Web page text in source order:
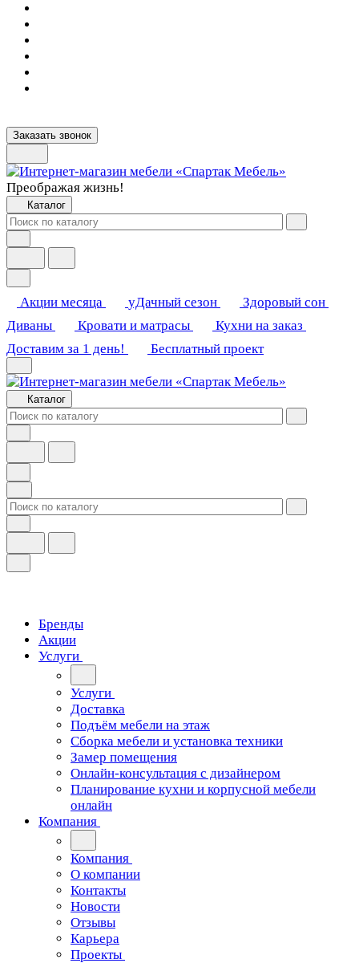
Заказать звонок
Преображая жизнь!
Каталог
Акции месяца уДачный сезон
Здоровый сон
Диваны
Кровати и матрасы
Кухни на заказ
Доставим за 1 день!
Бесплатный проект
Каталог
Бренды
Акции
Услуги
Услуги
Доставка
Подъём мебели на этаж
Сборка мебели и установка техники
Замер помещения
Онлайн-консультация с дизайнером
Планирование кухни и корпусной мебели
онлайн
Компания
Компания
О компании
Контакты
Новости
Отзывы
Карьера
Проекты